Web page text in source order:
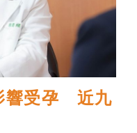
響受孕 近九